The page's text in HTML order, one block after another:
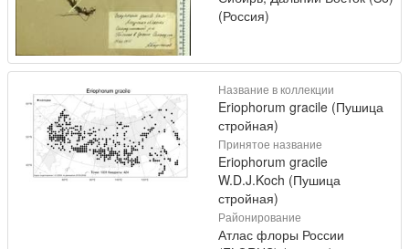
(Россия)
Название в коллекции
Eriophorum gracile (Пушица
стройная)
Принятое название
Eriophorum gracile
W.D.J.Koch (Пушица
стройная)
Районирование
Атлас флоры России